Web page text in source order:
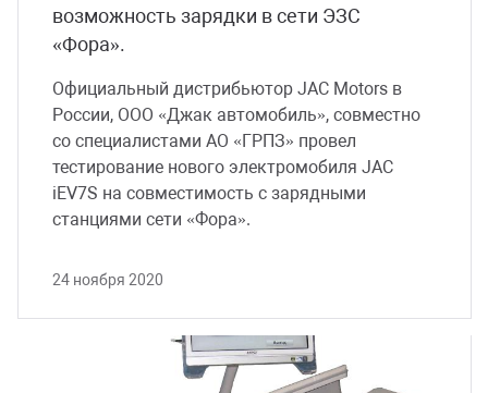
возможность зарядки в сети ЭЗС
«Фора».
Официальный дистрибьютор JAC Motors в
России, ООО «Джак автомобиль», совместно
со специалистами АО «ГРПЗ» провел
тестирование нового электромобиля JAC
iEV7S на совместимость с зарядными
станциями сети «Фора».
24 ноября 2020